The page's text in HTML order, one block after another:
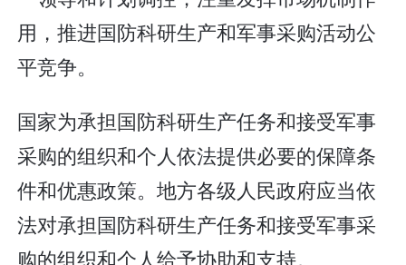
用，推进国防科研生产和军事采购活动公
平竞争。
国家为承担国防科研生产任务和接受军事
采购的组织和个人依法提供必要的保障条
件和优惠政策。地方各级人民政府应当依
法对承担国防科研生产任务和接受军事采
购的组织和个人给予协助和支持。